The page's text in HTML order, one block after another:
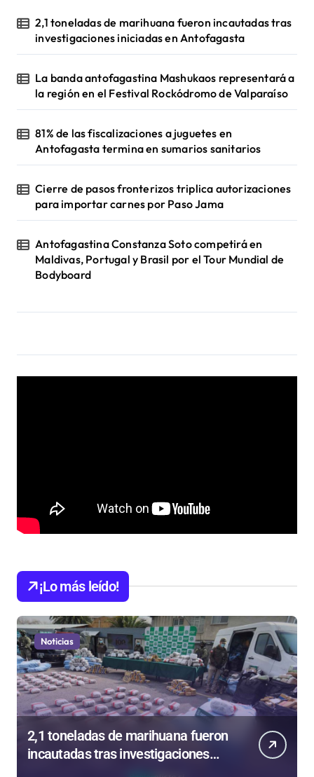
2,1 toneladas de marihuana fueron incautadas tras
investigaciones iniciadas en Antofagasta
La banda antofagastina Mashukaos representará a
la región en el Festival Rockódromo de Valparaíso
81% de las fiscalizaciones a juguetes en
Antofagasta termina en sumarios sanitarios
Cierre de pasos fronterizos triplica autorizaciones
para importar carnes por Paso Jama
Antofagastina Constanza Soto competirá en
Maldivas, Portugal y Brasil por el Tour Mundial de
Bodyboard
¡Lo más leído!
Noticias
2,1 toneladas de marihuana fueron
incautadas tras investigaciones